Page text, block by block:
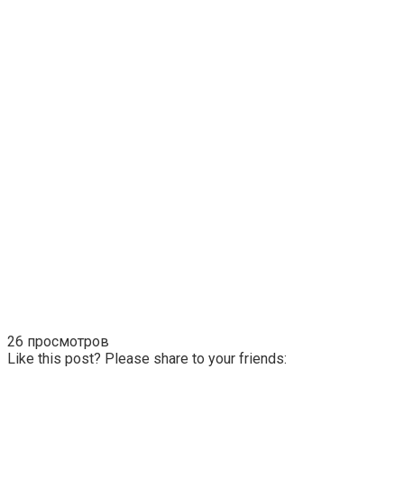
26 просмотров
Like this post? Please share to your friends: